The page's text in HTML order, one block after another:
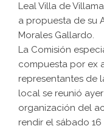
Leal Villa de
a propuesta de su
Morales Gallardo.
La Comisión
compuesta por ex
representantes de
local se reunió
organización del
rendir el sábado